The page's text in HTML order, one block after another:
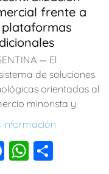
frente a
plataformas
— El
de soluciones
orientadas al
minorista y
información
F
W